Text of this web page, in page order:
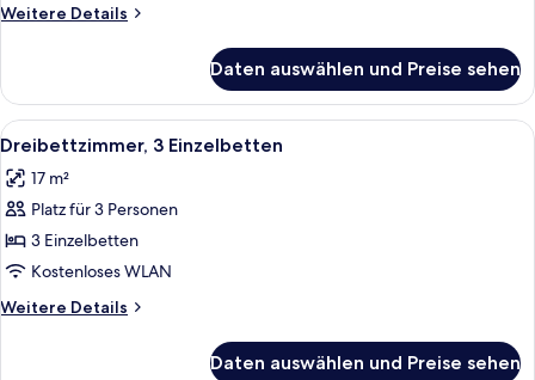
Weitere Details
Weitere
Daten auswählen und Preise sehen
Alle
Fotos
für
Dreibettzimmer,
3 Einzelbetten
anzeigen
Ein Hotelzimmer mit zwei
2
Dreibettzimmer, 3 Einzelbetten
17 m²
Platz für 3 Personen
3 Einzelbetten
Kostenloses WLAN
Weitere Details
Weitere
Daten auswählen und Preise sehen